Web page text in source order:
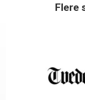
Flere